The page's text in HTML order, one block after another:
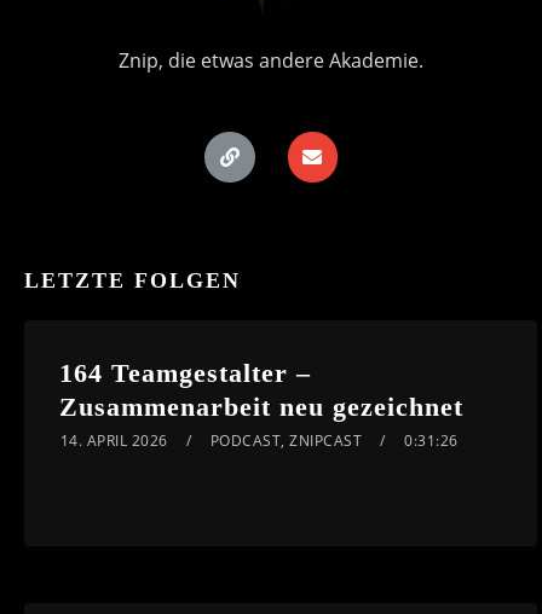
Znip, die etwas andere Akademie.
LETZTE FOLGEN
164 Teamgestalter –
Zusammenarbeit neu gezeichnet
14. APRIL 2026 PODCAST,ZNIPCAST 0:31:26